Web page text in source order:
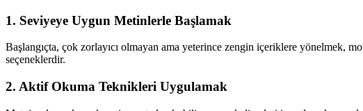
1. Seviyeye Uygun Metinlerle Başlamak
Başlangıçta, çok zorlayıcı olmayan ama yeterince zengin içeriklere yönelmek,
seçeneklerdir.
2. Aktif Okuma Teknikleri Uygulamak